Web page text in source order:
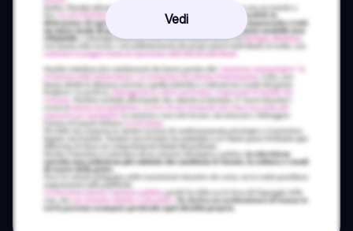
Vedi